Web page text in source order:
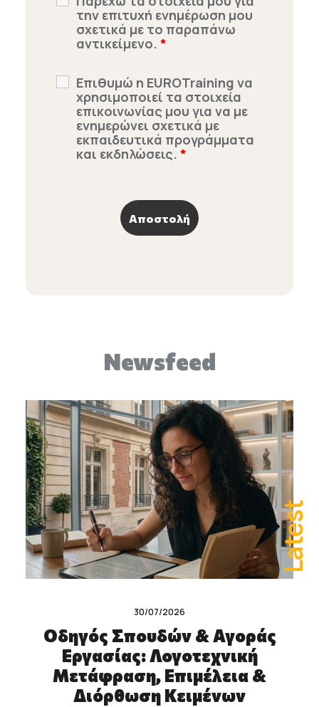
την επιτυχή ενημέρωση μου
σχετικά με το παραπάνω
αντικείμενο. *
Επιθυμώ η EUROTraining να
χρησιμοποιεί τα στοιχεία
επικοινωνίας μου για να με
ενημερώνει σχετικά με
εκπαιδευτικά προγράμματα
και εκδηλώσεις. *
Newsfeed
30/07/2026
Οδηγός Σπουδών & Αγοράς
Εργασίας: Λογοτεχνική
Μετάφραση, Επιμέλεια &
Διόρθωση Κειμένων
Latest